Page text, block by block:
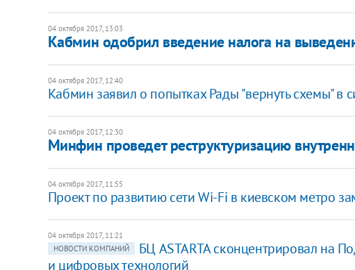
04 октября 2017, 13:03
Кабмин одобрил введение налога на
04 октября 2017, 12:40
Кабмин заявил о попытках Рады "вернуть схемы" в
04 октября 2017, 12:30
Минфин проведет реструктуризацию
04 октября 2017, 11:55
Проект по развитию сети Wi-Fi в киевском метро
04 октября 2017, 11:21
НОВОСТИ КОМПАНИЙ
БЦ ASTARTA сконцентрировал на
и цифровых технологий